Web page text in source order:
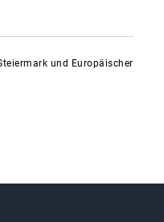
und Europäischer